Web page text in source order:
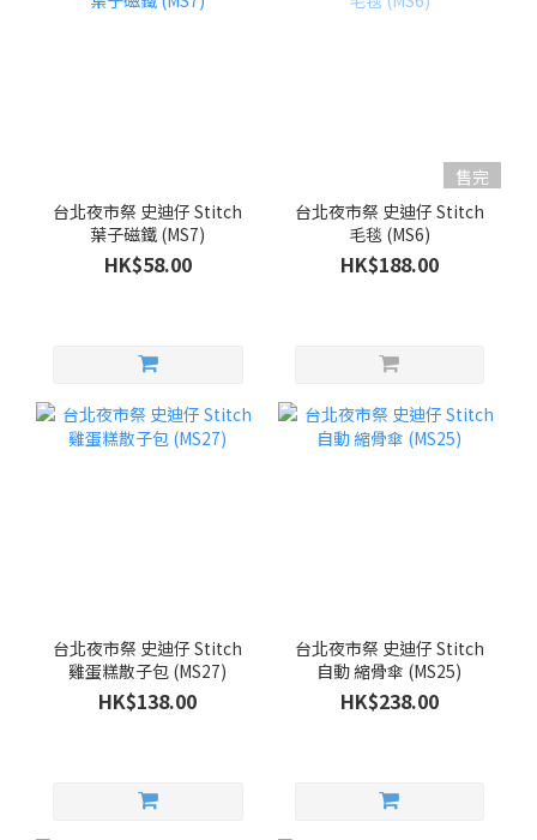
台北夜市祭 史迪仔 Stitch
葉子磁鐵 (MS7)
HK$58.00
售完
台北夜市祭 史迪仔 Stitch
毛毯 (MS6)
HK$188.00
台北夜市祭 史迪仔 Stitch
雞蛋糕散子包 (MS27)
HK$138.00
台北夜市祭 史迪仔 Stitch
自動 縮骨傘 (MS25)
HK$238.00